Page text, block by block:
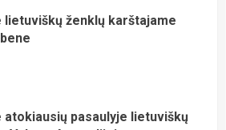
lietuviškų ženklų karštajame
atokiausių pasaulyje lietuviškų